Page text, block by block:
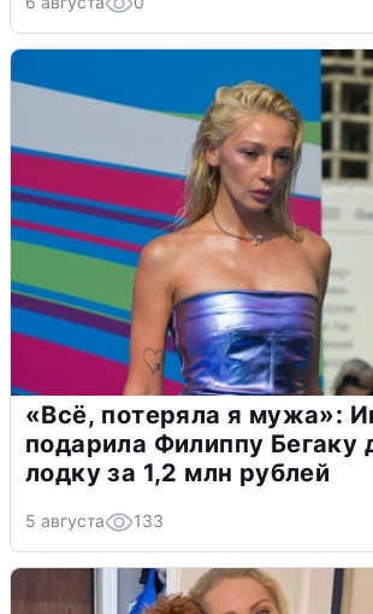
«Всё, потеряла я мужа»:
подарила Филиппу Бегаку
лодку за 1,2 млн рублей
5 августа 133